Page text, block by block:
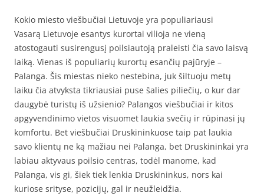
Kokio miesto viešbučiai Lietuvoje yra populiariausi
Vasarą Lietuvoje esantys kurortai vilioja ne vieną
atostogauti susirengusį poilsiautoją praleisti čia savo laisvą
laiką. Vienas iš populiarių kurortų esančių pajūryje –
Palanga. Šis miestas nieko nestebina, juk šiltuoju metų
laiku čia atvyksta tikriausiai puse šalies piliečių, o kur dar
daugybė turistų iš užsienio? Palangos viešbučiai ir kitos
apgyvendinimo vietos visuomet laukia svečių ir rūpinasi jų
komfortu. Bet viešbučiai Druskininkuose taip pat laukia
savo klientų ne ką mažiau nei Palanga, bet Druskininkai yra
labiau aktyvaus poilsio centras, todėl manome, kad
Palanga, vis gi, šiek tiek lenkia Druskininkus, nors kai
kuriose srityse, pozicijų, gal ir neužleidžia.